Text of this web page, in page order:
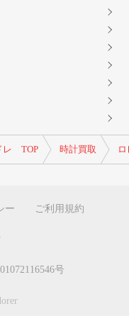
レ TOP 時計買取
ー ご利用規約
号